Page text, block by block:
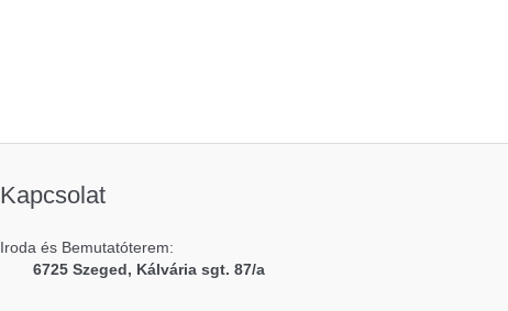
Kapcsolat
Iroda és Bemutatóterem:
6725 Szeged, Kálvária sgt. 87/a